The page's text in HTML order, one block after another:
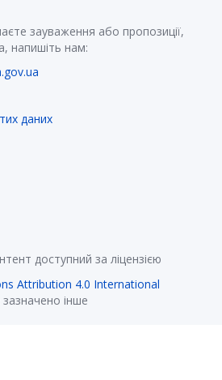
зауваження або пропозиції,
напишіть нам:
даних
доступний за ліцензією
Attribution 4.0 International
інше